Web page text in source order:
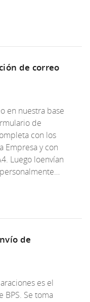
de correo
en nuestra base
de
con los
Empresa y con
Luego loenvían
de
es el
BPS. Se toma